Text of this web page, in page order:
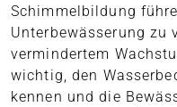
Schimmelbildung
Unterbewässerung zu
vermindertem
wichtig, den
kennen und die